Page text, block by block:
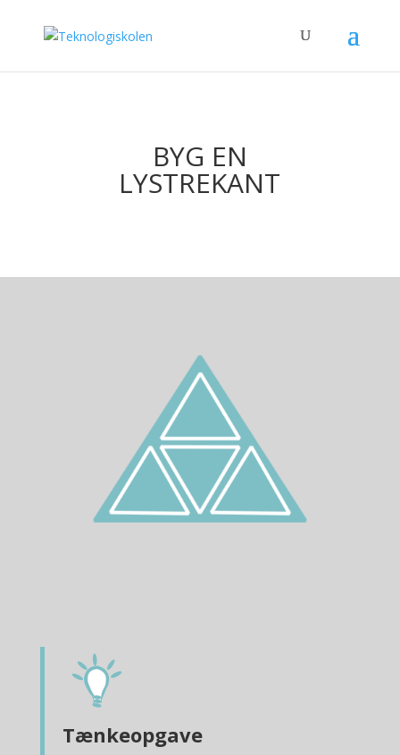
BYG EN
LYSTREKANT
Tænkeopgave